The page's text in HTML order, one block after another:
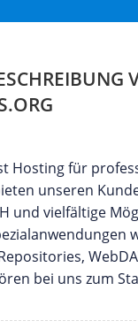
Hosting für
unseren
und vielfältige
bei uns zum